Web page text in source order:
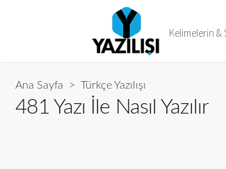
Kelimelerin &
Ana Sayfa >Türkçe Yazılışı
481 Yazı İle Nasıl Yazılır